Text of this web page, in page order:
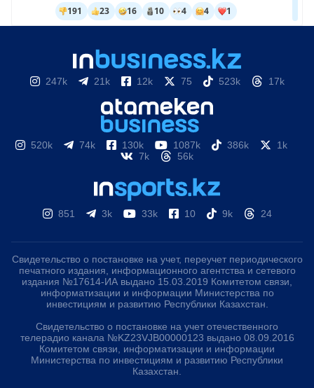
247k 21k 12k 75 523k 17k
520k 74k 130k 1087k 386k
1k
7k
56k
851 3k 33k 10 9k 24
Свидетельство о постановке на учет, переучет периодического
печатного издания, информационного агентства и сетевого
издания №17614-ИА выдано 15.03.2019 Комитетом связи,
информатизации и информации Министерства по
инвестициям и развитию Республики Казахстан.
Свидетельство о постановке на учет отечественного
телерадио канала №KZ23VJB00000123 выдано 08.09.2016
Комитетом связи, информатизации и информации
Министерства по инвестициям и развитию Республики
Казахстан.